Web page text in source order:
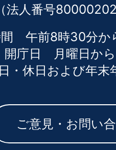
（法人番号
間 午前8時30分か
開庁日 月曜日か
日・休日および年
ご意見・お問い